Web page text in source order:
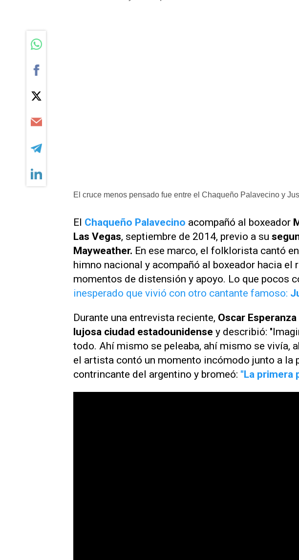
El cruce menos pensado fue entre el Chaqueño Palavecino y
El Chaqueño Palavecino acompañó al boxeador
Las Vegas, septiembre de 2014, previo a su
Mayweather. En ese marco, el folklorista cantó
himno nacional y acompañó al boxeador hacia el
momentos de distensión y apoyo. Lo que pocos
inesperado que vivió con otro cantante famoso:
Durante una entrevista reciente, Oscar
lujosa ciudad estadounidense y describió:
todo. Ahí mismo se peleaba, ahí mismo se vivía,
el artista contó un momento incómodo junto a la
contrincante del argentino y bromeó: "La primera